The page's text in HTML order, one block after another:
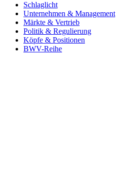
Schlaglicht
Unternehmen & Management
Märkte & Vertrieb
Politik & Regulierung
Köpfe & Positionen
BWV-Reihe